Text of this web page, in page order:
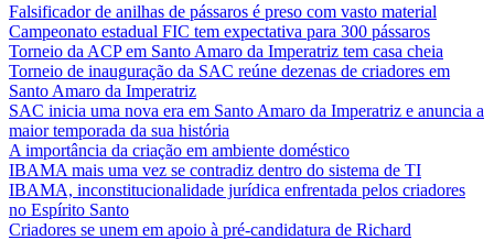
Falsificador de anilhas de pássaros é preso com vasto material
Campeonato estadual FIC tem expectativa para 300 pássaros
Torneio da ACP em Santo Amaro da Imperatriz tem casa cheia
Torneio de inauguração da SAC reúne dezenas de criadores em
Santo Amaro da Imperatriz
SAC inicia uma nova era em Santo Amaro da Imperatriz e anuncia a
maior temporada da sua história
A importância da criação em ambiente doméstico
IBAMA mais uma vez se contradiz dentro do sistema de TI
IBAMA, inconstitucionalidade jurídica enfrentada pelos criadores
no Espírito Santo
Criadores se unem em apoio à pré-candidatura de Richard